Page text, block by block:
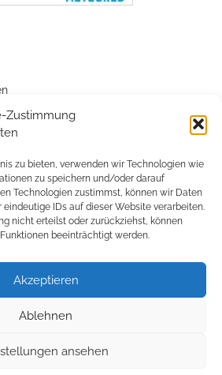
Zustimmung
zu bieten, verwenden wir Technologien wie
zu speichern und/oder darauf
Technologien zustimmst, können wir Daten
IDs auf dieser Website verarbeiten.
nicht erteilst oder zurückziehst, können
beeinträchtigt werden.
Akzeptieren
Ablehnen
ansehen